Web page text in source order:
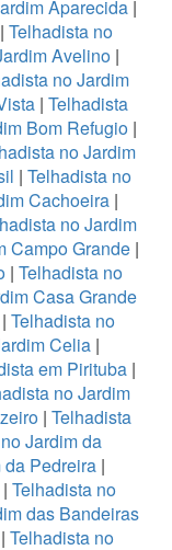
Aparecida |
Telhadista no
Avelino|
no Jardim
| Telhadista
Bom Refugio |
no Jardim
| Telhadista no
Cachoeira |
no Jardim
Campo Grande |
| Telhadista no
Casa Grande
| Telhadista no
Celia |
em Pirituba|
no Jardim
| Telhadista
Jardim da
da Pedreira |
Telhadista no
das Bandeiras
Telhadista no